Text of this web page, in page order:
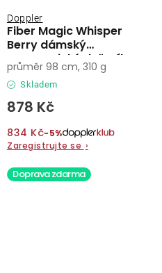
Fiber Magic Whisper
Berry dámský
automatický deštník
Doppler
Skladem
878 Kč
834 Kč−5%
Zaregistrujte se ›
průměr 98 cm, 310 g
Doprava zdarma